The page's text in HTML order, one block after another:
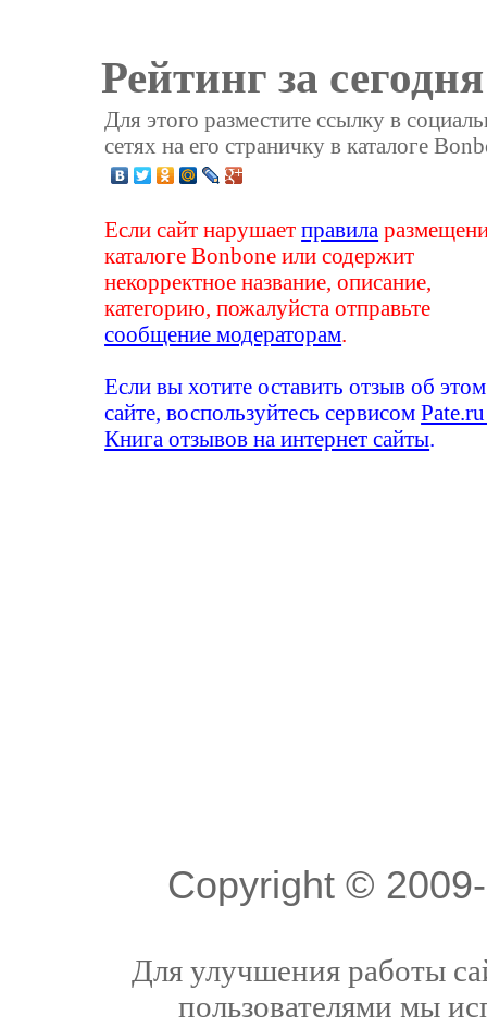
Рейтинг за
Для этого разместите ссылку в
сетях на его страничку в каталоге
Если сайт нарушаетправила
каталоге Bonbone или содержит
некорректное название, описание,
категорию, пожалуйста отправьте
сообщение модераторам
Если вы хотите оставить отзыв об этом
сайте, воспользуйтесь сервисом
Книга отзывов на интернет сайты
Copyright ©
Для улучшения работы
пользователями мы